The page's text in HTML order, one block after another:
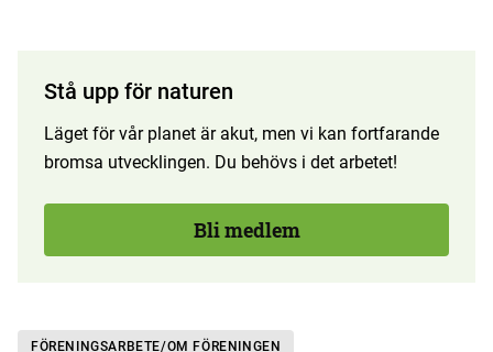
Stå upp för naturen
Läget för vår planet är akut, men vi kan fortfarande
bromsa utvecklingen. Du behövs i det arbetet!
Bli medlem
FÖRENINGSARBETE/OM FÖRENINGEN